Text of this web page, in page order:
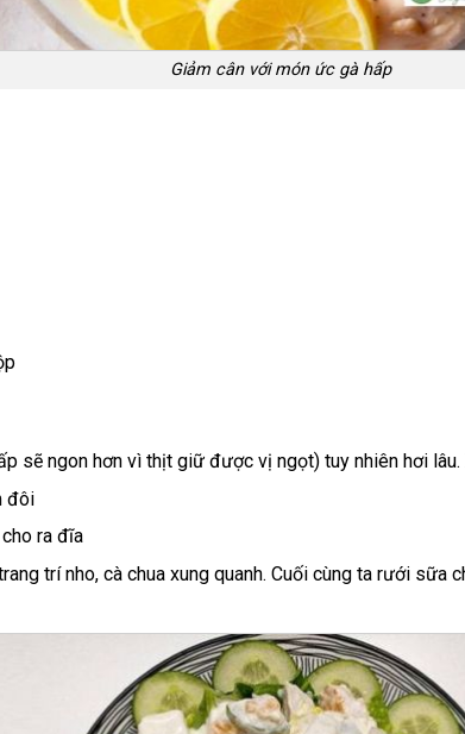
Giảm cân với món ức gà hấp
sẽ ngon hơn vì thịt giữ được vị ngọt) tuy nhiên hơi
đôi
ra đĩa
trí nho, cà chua xung quanh. Cuối cùng ta rưới sữa